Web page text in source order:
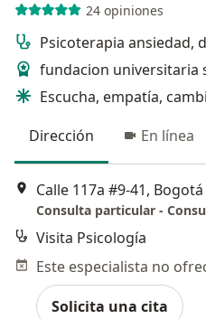
24 opiniones
Psicoterapia ansiedad,
fundacion universitaria
Escucha, empatía,
Dirección
En línea
Calle 117a #9-41, Bogotá
Consulta particular -
Visita Psicología
Solicita una cita